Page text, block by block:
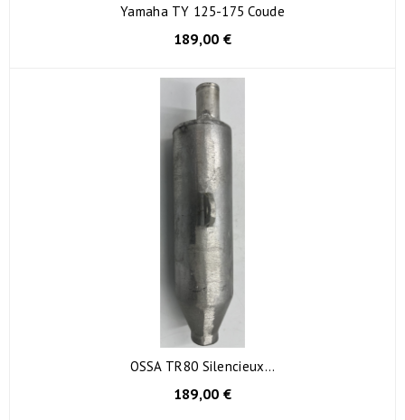
Yamaha TY 125-175 Coude
189,00 €
OSSA TR80 Silencieux...
189,00 €